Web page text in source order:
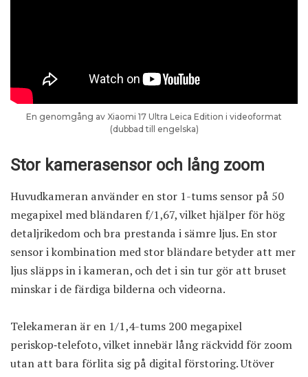
En genomgång av Xiaomi 17 Ultra Leica Edition i videoformat
(dubbad till engelska)
Stor kamerasensor och lång zoom
Huvudkameran använder en stor 1-tums sensor på 50
megapixel med bländaren f/1,67, vilket hjälper för hög
detaljrikedom och bra prestanda i sämre ljus. En stor
sensor i kombination med stor bländare betyder att mer
ljus släpps in i kameran, och det i sin tur gör att bruset
minskar i de färdiga bilderna och videorna.
Telekameran är en 1/1,4-tums 200 megapixel
periskop‑telefoto, vilket innebär lång räckvidd för zoom
utan att bara förlita sig på digital förstoring. Utöver